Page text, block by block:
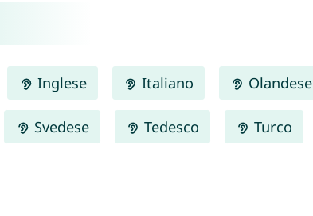
Inglese Italiano Olandese
Svedese Tedesco Turco